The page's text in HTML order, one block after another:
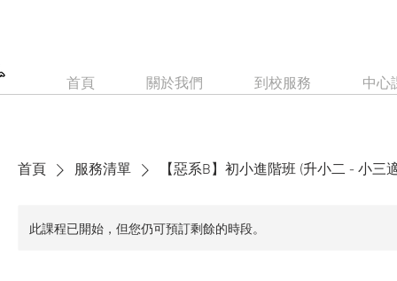
首頁 關於我們 到校服務 中心
首頁 服務清單 【惡系B】初小進階班 (升小二 - 小三
此課程已開始，但您仍可預訂剩餘的時段。